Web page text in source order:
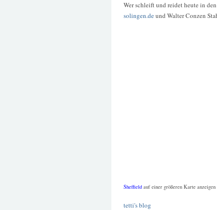
Wer schleift und reidet heute in
solingen.deund Walter Conzen
Sheffield auf einer größeren Karte anzeigen
tetti's blog